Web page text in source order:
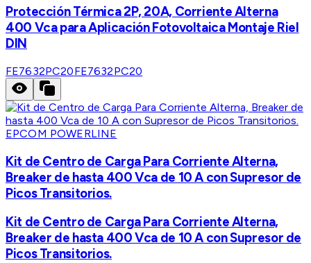
Protección Térmica 2P, 20A, Corriente Alterna
400 Vca para Aplicación Fotovoltaica Montaje Riel
DIN
FE7632PC20FE7632PC20
EPCOM POWERLINE
Kit de Centro de Carga Para Corriente Alterna,
Breaker de hasta 400 Vca de 10 A con Supresor de
Picos Transitorios.
Kit de Centro de Carga Para Corriente Alterna,
Breaker de hasta 400 Vca de 10 A con Supresor de
Picos Transitorios.